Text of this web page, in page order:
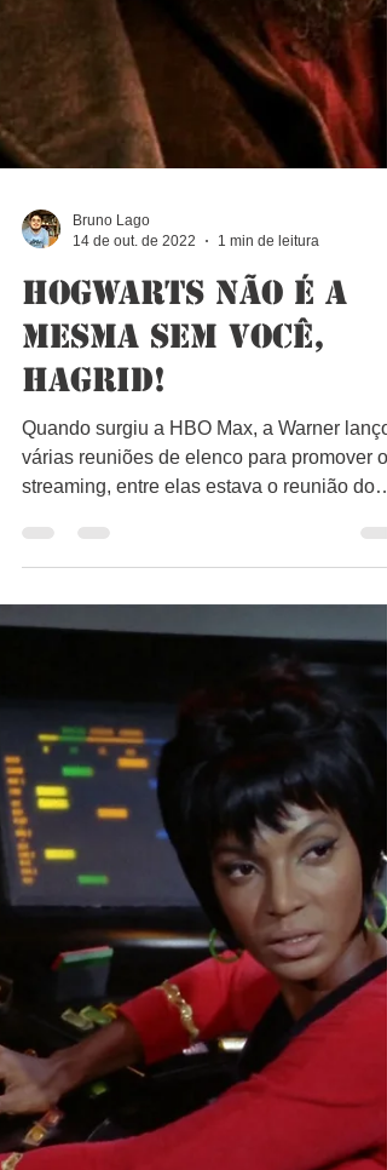
Bruno Lago
14 de out. de 2022
Hogwarts Não é a
Mesma sem você,
Hagrid!
Quando surgiu a HBO Max, a Warner
várias reuniões de elenco para promover o
streaming, entre elas estava o reunião do